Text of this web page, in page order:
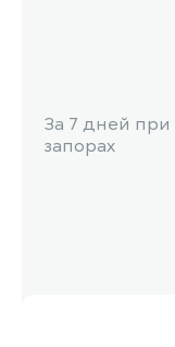
За 7 дней при
запорах